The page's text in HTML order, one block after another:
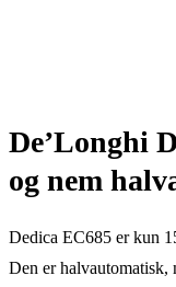
De’Longhi
og nem
Dedica EC685 er kun
Den er halvautomatisk,